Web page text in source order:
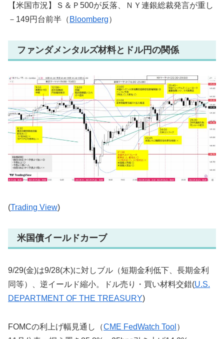
【米国市況】Ｓ＆Ｐ500が反落、ＮＹ連銀総裁発言が重し
－149円台前半（ Bloomberg）
ファンダメンタルズ材料とドル円の関係
(Trading View)
米国債イールドカーブ
9/29(金)は9/28(木)に対しブル（短期金利低下、長期金利
同等）、逆イールド縮小。ドル売り・買い材料交錯(U.S.
DEPARTMENT OF THE TREASURY)
FOMCの利上げ幅見通し（CME FedWatch Tool ）